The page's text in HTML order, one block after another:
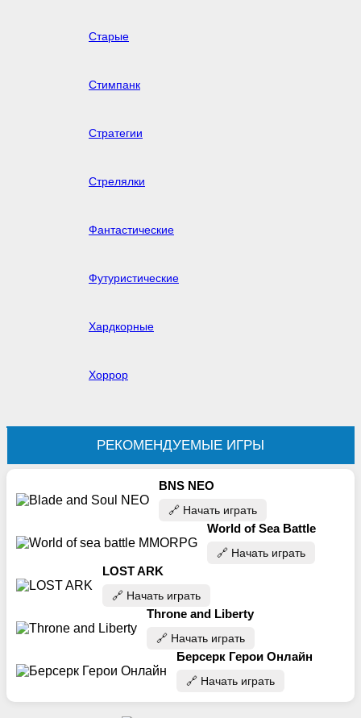
Старые
Стимпанк
Стратегии
Стрелялки
Фантастические
Футуристические
Хардкорные
Хоррор
РЕКОМЕНДУЕМЫЕ ИГРЫ
BNS NEO
🔗‍️ Начать играть
World of Sea Battle
🔗‍️ Начать играть
LOST ARK
🔗‍️ Начать играть
Throne and Liberty
🔗‍️ Начать играть
Берсерк Герои Онлайн
🔗‍️ Начать играть